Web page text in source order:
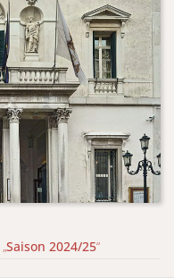
„Saison 2024/25“